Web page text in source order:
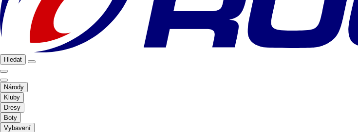
Hledat
Národy
Kluby
Dresy
Boty
Vybavení